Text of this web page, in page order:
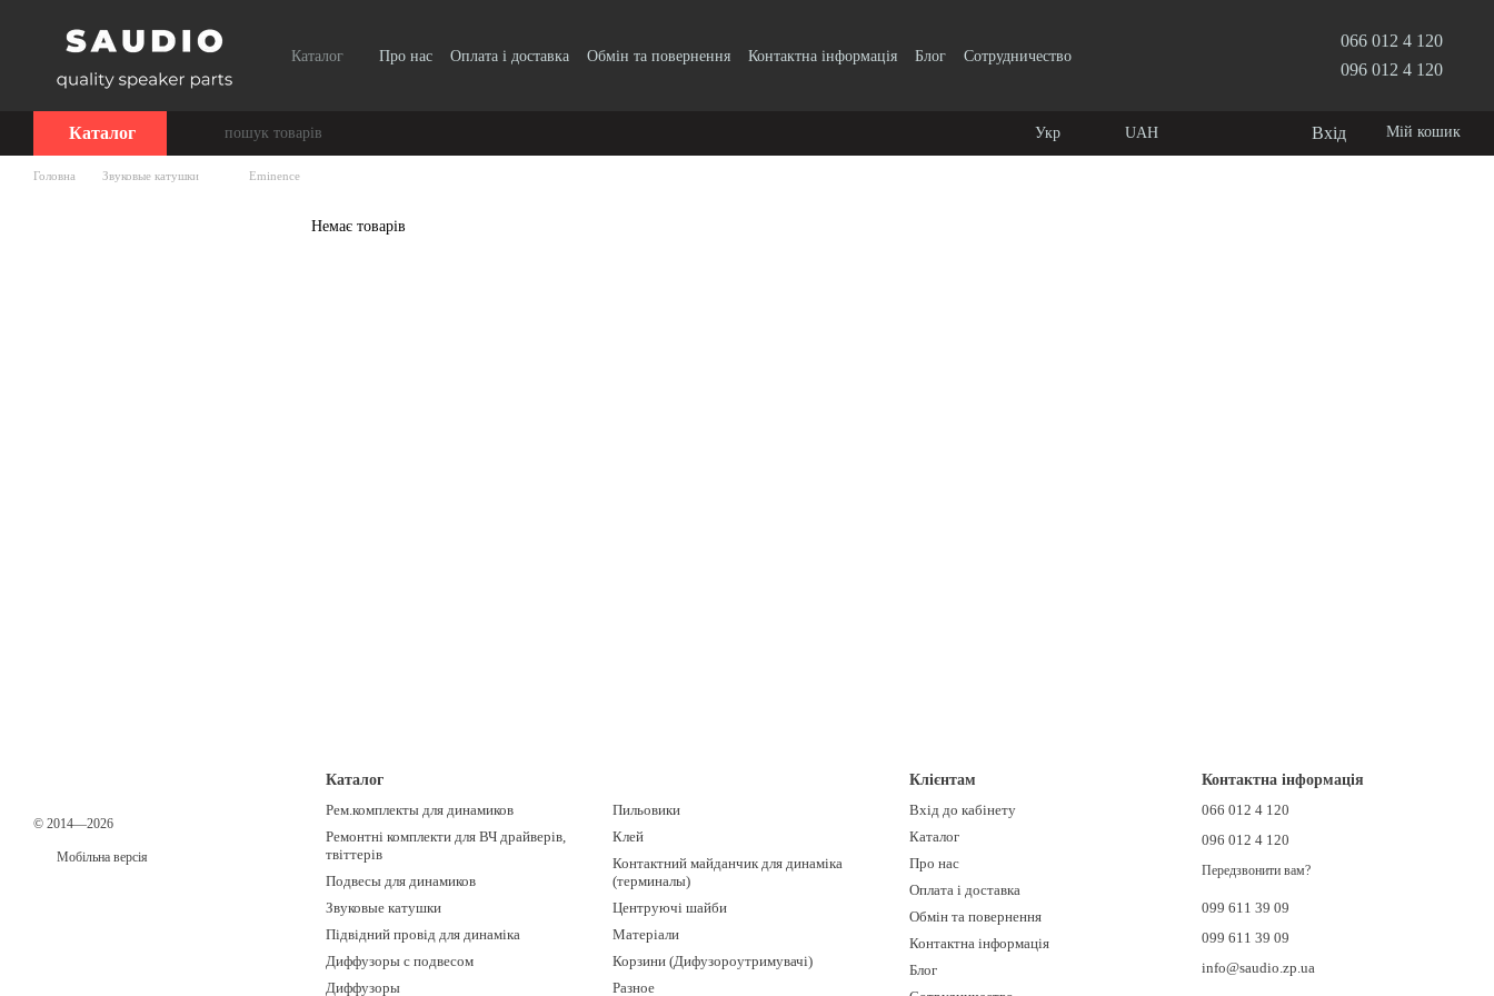
Каталог Про нас Оплата і доставка Обмін та повернення Контактна інформація Блог Сотрудничество
066 012 4 120
096 012 4 120
Каталог Укр UAH Вхід Мій кошик
Головна Звуковые катушки Eminence
Немає товарів
© 2014—2026
Мобільна версія
Каталог
Рем.комплекты для динамиков
Ремонтні комплекти для ВЧ драйверів,
твіттерів
Подвесы для динамиков
Звуковые катушки
Підвідний провід для динаміка
Диффузоры с подвесом
Диффузоры
Пильовики
Клей
Контактний майданчик для динаміка
(терминалы)
Центруючі шайби
Матеріали
Корзини (Дифузороутримувачі)
Разное
Клієнтам
Вхід до кабінету
Каталог
Про нас
Оплата і доставка
Обмін та повернення
Контактна інформація
Блог
Контактна інформація
066 012 4 120
096 012 4 120
Передзвонити вам?
099 611 39 09
099 611 39 09
info@saudio.zp.ua